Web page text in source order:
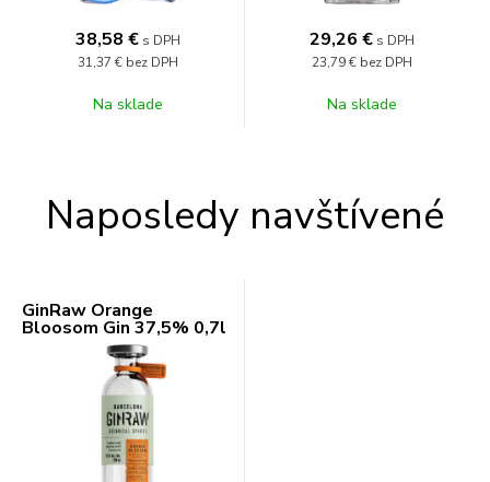
38,58 € s DPH
31,37 € bez DPH
Na sklade
29,26 € s DPH
23,79 € bez DPH
Na sklade
Naposledy navštívené
GinRaw Orange
Bloosom Gin 37,5% 0,7l